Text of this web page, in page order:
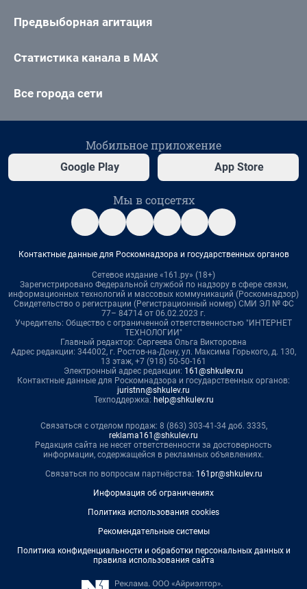
Предвыборная агитация
Статистика канала в MAX
Все города сети
Мобильное приложение
Google Play App Store
Мы в соцсетях
Контактные данные для Роскомнадзора и государственных органов
Сетевое издание «161.ру» (18+)
Зарегистрировано Федеральной службой по надзору в сфере связи,
информационных технологий и массовых коммуникаций (Роскомнадзор)
Свидетельство о регистрации (Регистрационный номер) СМИ ЭЛ № ФС
77– 84714 от 06.02.2023 г.
Учредитель: Общество с ограниченной ответственностью "ИНТЕРНЕТ
ТЕХНОЛОГИИ"
Главный редактор: Сергеева Ольга Викторовна
Адрес редакции: 344002, г. Ростов-на-Дону, ул. Максима Горького, д. 130,
13 этаж, +7 (918) 50-50-161
Электронный адрес редакции: 161@shkulev.ru
Контактные данные для Роскомнадзора и государственных органов:
juristnn@shkulev.ru
Техподдержка: help@shkulev.ru
Связаться с отделом продаж: 8 (863) 303-41-34 доб. 3335,
reklama161@shkulev.ru
Редакция сайта не несет ответственности за достоверность
информации, содержащейся в рекламных объявлениях.
Связаться по вопросам партнёрства: 161pr@shkulev.ru
Информация об ограничениях
Политика использования cookies
Рекомендательные системы
Политика конфиденциальности и обработки персональных данных и
правила использования сайта